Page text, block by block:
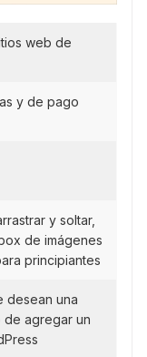
web de
y de pago
y soltar,
de imágenes
principiantes
desean una
de agregar un